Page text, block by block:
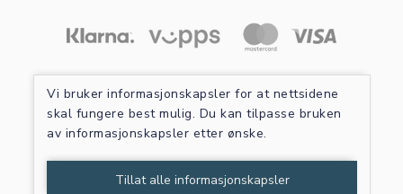
Vi bruker informasjonskapsler for at nettsidene
skal fungere best mulig. Du kan tilpasse bruken
av informasjonskapsler etter ønske.
Tillat alle informasjonskapsler
Les mer om sikker betaling